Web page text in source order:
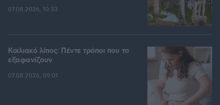
07.08.2026, 10:33
Κοιλιακό λίπος: Πέντε τρόποι που το
εξαφανίζουν
07.08.2026, 09:01